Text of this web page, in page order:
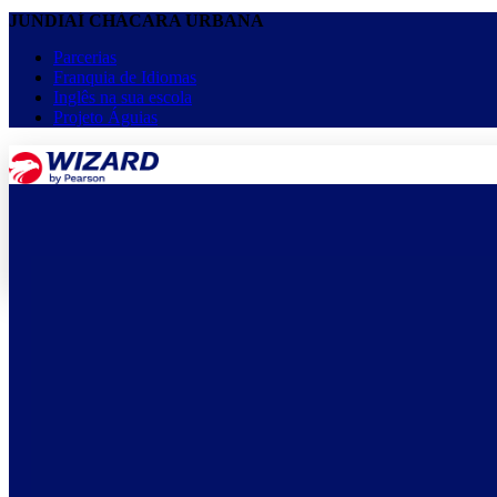
JUNDIAÍ CHÁCARA URBANA
Parcerias
Franquia de Idiomas
Inglês na sua escola
Projeto Águias